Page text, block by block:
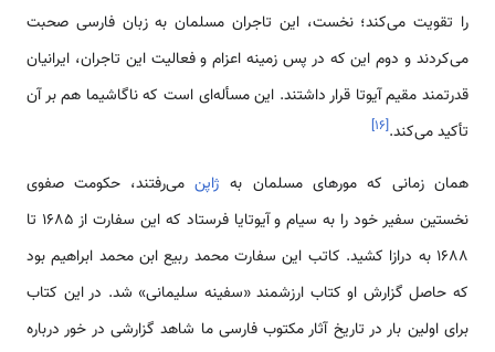
را تقویت می‌کند؛ نخست، این تاجران مسلمان به زبان فارسی صحبت
می‌کردند و دوم این که در پس زمینه اعزام و فعالیت این تاجران، ایرانیان
قدرتمند مقیم آیوتا قرار داشتند. این مسأله‌ای است که ناگاشیما هم بر آن
تأکید می‌کند.[۱۶]
همان زمانی که مورهای مسلمان به ژاپنمی‌رفتند، حکومت صفوی
نخستین سفیر خود را به سیام و آیوتایا فرستاد که این سفارت از 1685 تا
1688 به درازا کشید. کاتب این سفارت محمد ربیع ابن محمد ابراهیم بود
که حاصل گزارش او کتاب ارزشمند «سفینه سلیمانی» شد. در این کتاب
برای اولین بار در تاریخ آثار مکتوب فارسی ما شاهد گزارشی در خور درباره